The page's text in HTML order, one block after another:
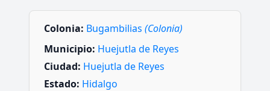
Colonia: Bugambilias (Colonia)
Municipio: Huejutla de Reyes
Ciudad: Huejutla de Reyes
Estado: Hidalgo